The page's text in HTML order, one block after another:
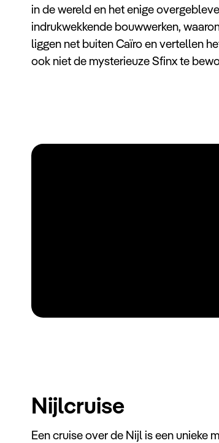
in de wereld en het enige
indrukwekkende bouwwerken,
liggen net buiten Caïro en vertellen
ook niet de mysterieuze Sfinx te
Nijlcruise
Een cruise over de Nijl is een unieke